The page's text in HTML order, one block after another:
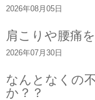
2026年08月05日
肩こりや腰痛
2026年07月30日
なんとなくの
か？？